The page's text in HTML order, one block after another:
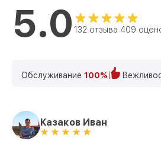
5.0 132 отзыва 409
Обслуживание 100%
Казаков Иван